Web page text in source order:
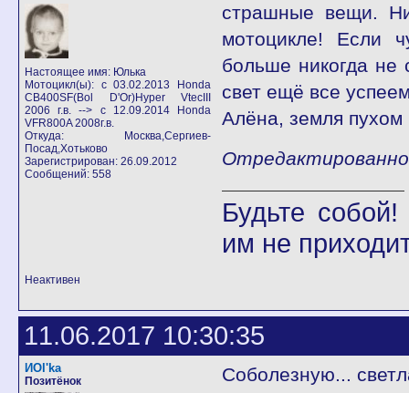
Настоящее имя: Юлька
Мотоцикл(ы): с 03.02.2013 Honda
CB400SF(Bol D'Or)Hyper VtecIII
2006 г.в. --> с 12.09.2014 Honda
VFR800A 2008г.в.
Откуда: Москва,Сергиев-
Посад,Хотьково
Зарегистрирован: 26.09.2012
Сообщений: 558
страшные вещи.
мотоцикле! Если
больше никогда
свет ещё все
Алёна, земля пухом
Будьте
им не
Неактивен
11.06.2017 10:30:35
ИOl'ka
Позитёнок Соболезную...